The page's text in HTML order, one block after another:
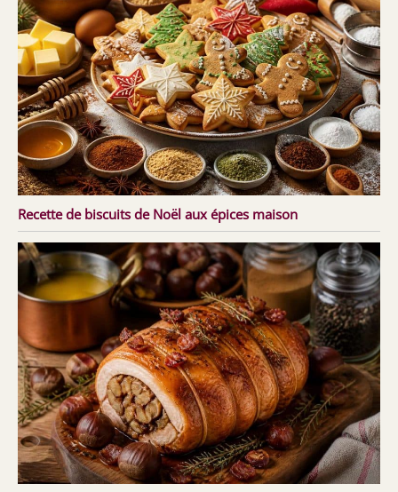
Recette de biscuits de Noël aux épices maison